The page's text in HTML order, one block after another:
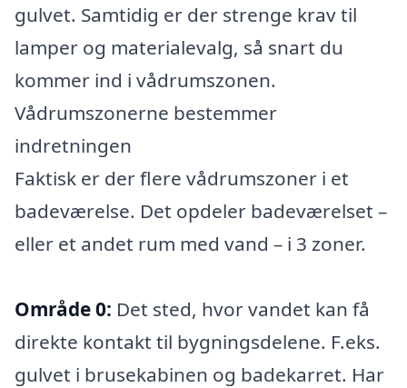
gulvet. Samtidig er der strenge krav til
lamper og materialevalg, så snart du
kommer ind i vådrumszonen.
Vådrumszonerne bestemmer
indretningen
Faktisk er der flere vådrumszoner i et
badeværelse. Det opdeler badeværelset –
eller et andet rum med vand – i 3 zoner.
Område 0: Det sted, hvor vandet kan få
direkte kontakt til bygningsdelene. F.eks.
gulvet i brusekabinen og badekarret. Har